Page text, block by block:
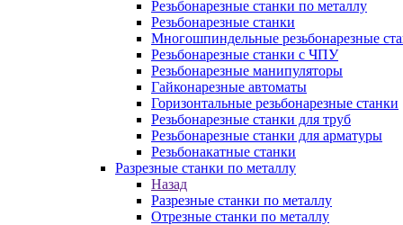
Резьбонарезные станки по металлу
Резьбонарезные станки
Многошпиндельные резьбонарезные
Резьбонарезные станки с ЧПУ
Резьбонарезные манипуляторы
Гайконарезные автоматы
Горизонтальные резьбонарезные станки
Резьбонарезные станки для труб
Резьбонарезные станки для арматуры
Резьбонакатные станки
Разрезные станки по металлу
Назад
Разрезные станки по металлу
Отрезные станки по металлу